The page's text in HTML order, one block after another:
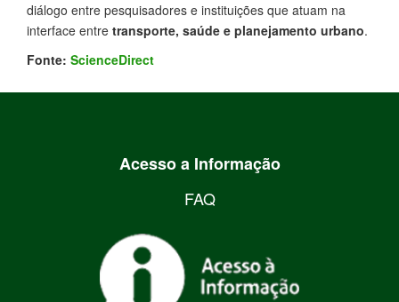
diálogo entre pesquisadores e instituições que atuam na
interface entre transporte, saúde e planejamento urbano.
Fonte: ScienceDirect
Acesso a Informação
FAQ